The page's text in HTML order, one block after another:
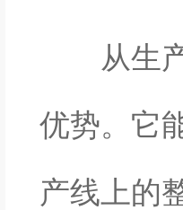
从生产
优势。它
产线上的